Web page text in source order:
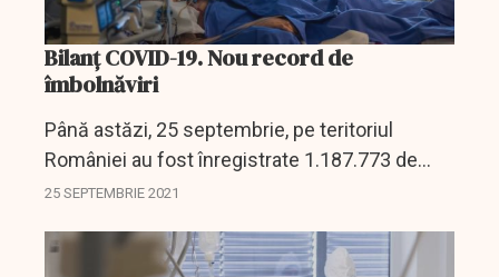
Bilanț COVID-19. Nou record de
îmbolnăviri
Până astăzi, 25 septembrie, pe teritoriul
României au fost înregistrate 1.187.773 de
cazuri de infectare cu noul coronavirus
pacienți reinfectați,...
25 SEPTEMBRIE 2021